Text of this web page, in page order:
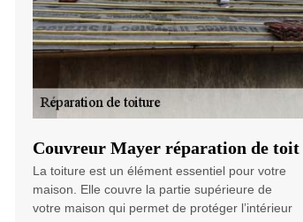
Couvreur Mayer réparation de toit
La toiture est un élément essentiel pour votre
maison. Elle couvre la partie supérieure de
votre maison qui permet de protéger l’intérieur